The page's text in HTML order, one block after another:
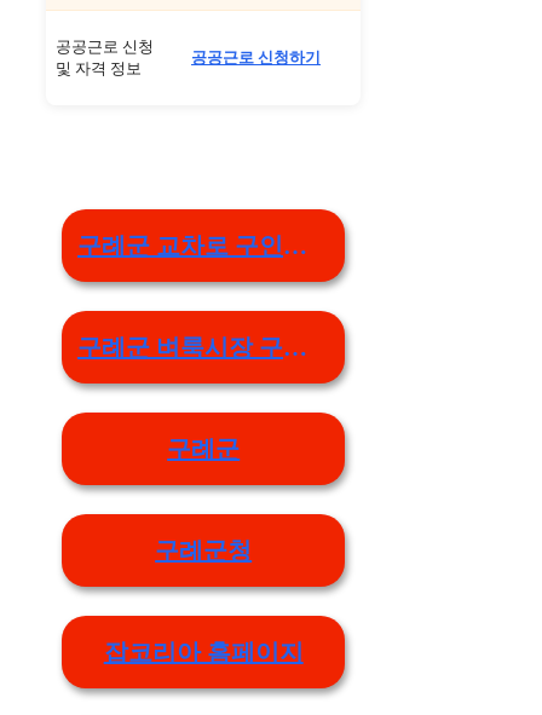
공공근로 신청
및 자격 정보
공공근로 신청하기
구례군 교차로 구인구직 상세정보 바로 보기
구례군 벼룩시장 구인구직 상세정보 바로 보기
구례군
구례군청
잡코리아 홈페이지